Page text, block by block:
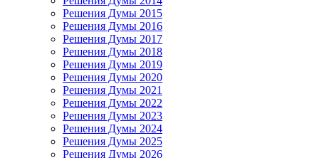
Решения Думы 2015
Решения Думы 2016
Решения Думы 2017
Решения Думы 2018
Решения Думы 2019
Решения Думы 2020
Решения Думы 2021
Решения Думы 2022
Решения Думы 2023
Решения Думы 2024
Решения Думы 2025
Решения Думы 2026